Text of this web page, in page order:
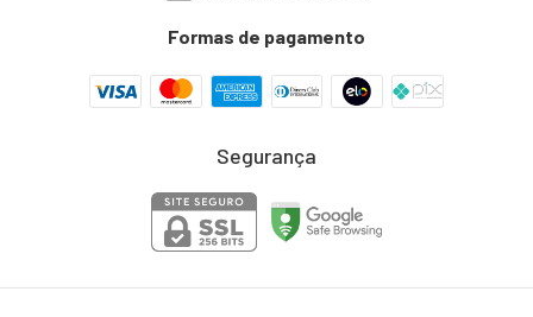
Formas de pagamento
Segurança